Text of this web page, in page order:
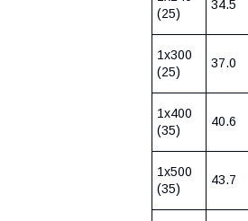
(25)
34.5
1х300
(25)
37.0
1х400
(35)
40.6
1х500
(35)
43.7